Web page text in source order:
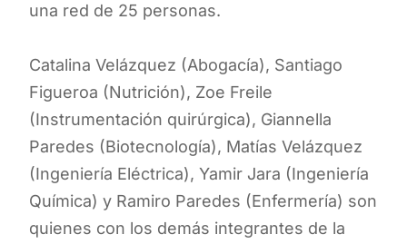
una red de 25 personas.
Catalina Velázquez (Abogacía), Santiago
Figueroa (Nutrición), Zoe Freile
(Instrumentación quirúrgica), Giannella
Paredes (Biotecnología), Matías Velázquez
(Ingeniería Eléctrica), Yamir Jara (Ingeniería
Química) y Ramiro Paredes (Enfermería) son
quienes con los demás integrantes de la